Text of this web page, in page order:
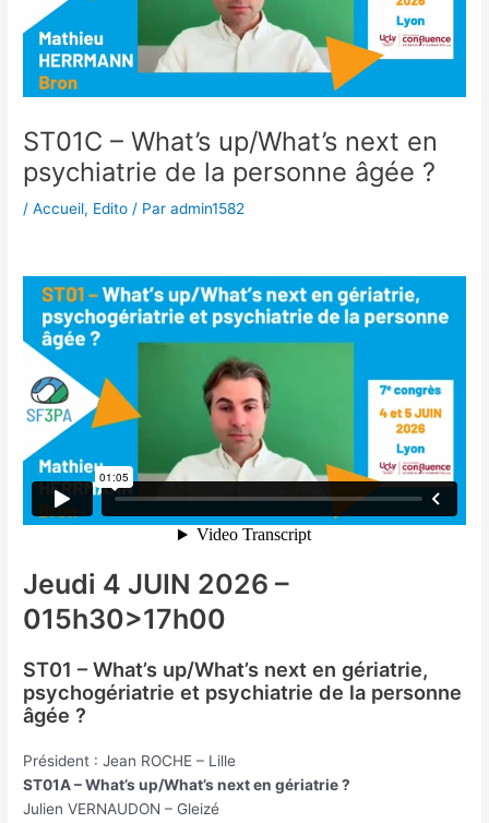
ST01C – What’s up/What’s next en
psychiatrie de la personne âgée ?
/Accueil, Edito / Paradmin1582
Jeudi 4 JUIN 2026 –
015h30>17h00
ST01 – What’s up/What’s next en gériatrie,
psychogériatrie et psychiatrie de la personne
âgée ?
Président : Jean ROCHE – Lille
ST01A – What’s up/What’s next en gériatrie ?
Julien VERNAUDON – Gleizé